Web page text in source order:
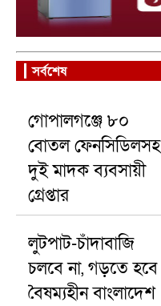
সর্বশেষ
গোপালগঞ্জে ৮০
বোতল ফেনসিডিলসহ
দুই মাদক ব্যবসায়ী
গ্রেপ্তার
লুটপাট-চাঁদাবাজি
চলবে না, গড়তে হবে
বৈষম্যহীন বাংলাদেশ